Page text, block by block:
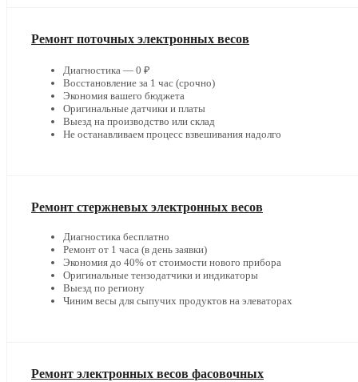
Ремонт поточных электронных весов
Диагностика — 0 ₽
Восстановление за 1 час (срочно)
Экономия вашего бюджета
Оригинальные датчики и платы
Выезд на производство или склад
Не останавливаем процесс взвешивания надолго
Ремонт стержневых электронных весов
Диагностика бесплатно
Ремонт от 1 часа (в день заявки)
Экономия до 40% от стоимости нового прибора
Оригинальные тензодатчики и индикаторы
Выезд по региону
Чиним весы для сыпучих продуктов на элеваторах
Ремонт электронных весов фасовочных